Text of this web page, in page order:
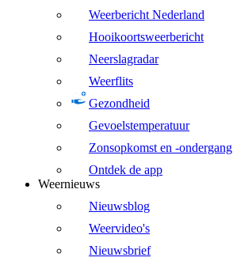
Weerbericht Nederland
Hooikoortsweerbericht
Neerslagradar
Weerflits
Gezondheid
Gevoelstemperatuur
Zonsopkomst en -ondergang
Ontdek de app
Weernieuws
Nieuwsblog
Weervideo's
Nieuwsbrief